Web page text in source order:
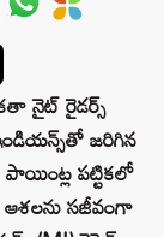
నైట్ రైడర్స్
జరిగిన
పట్టికలో
సజీవంగా